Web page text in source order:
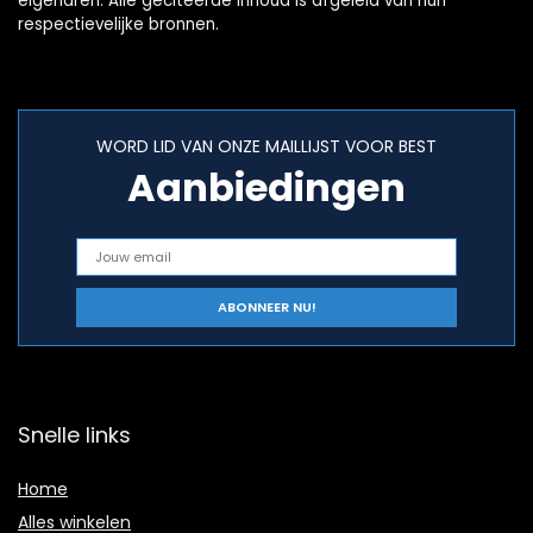
respectievelijke bronnen.
WORD LID VAN ONZE MAILLIJST VOOR BEST
Aanbiedingen
Snelle links
Home
Alles winkelen